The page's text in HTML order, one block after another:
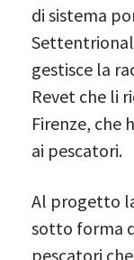
di sistema
gestisce la
Revet che li
Firenze, che
ai pescatori.
Al progetto
sotto forma
pescatori